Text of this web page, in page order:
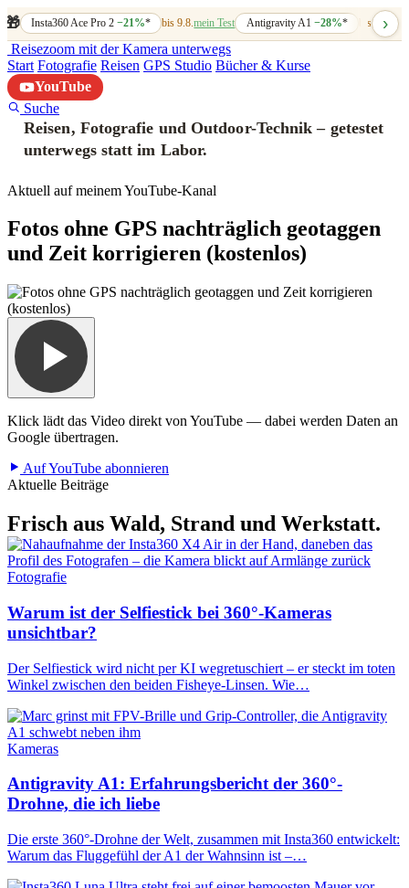
🎁 Insta360 Ace Pro 2−21%* bis 9.8.mein Test Antigravity A1 −28%* bis 7.8.
›
Reisezoom mit der Kamera unterwegs
Start Fotografie Reisen GPS Studio Bücher & Kurse
YouTube
Suche
Reisen, Fotografie und Outdoor-Technik – getestet
unterwegs statt im Labor.
Aktuell auf meinem YouTube-Kanal
Fotos ohne GPS nachträglich geotaggen
und Zeit korrigieren (kostenlos)
Klick lädt das Video direkt von YouTube — dabei werden Daten an
Google übertragen.
Auf YouTube abonnieren
Aktuelle Beiträge
Frisch aus Wald, Strand und Werkstatt.
Fotografie
Warum ist der Selfiestick bei 360°-Kameras
unsichtbar?
Der Selfiestick wird nicht per KI wegretuschiert – er steckt im toten
Winkel zwischen den beiden Fisheye-Linsen. Wie…
Kameras
Antigravity A1: Erfahrungsbericht der 360°-
Drohne, die ich liebe
Die erste 360°-Drohne der Welt, zusammen mit Insta360 entwickelt:
Warum das Fluggefühl der A1 der Wahnsinn ist –…